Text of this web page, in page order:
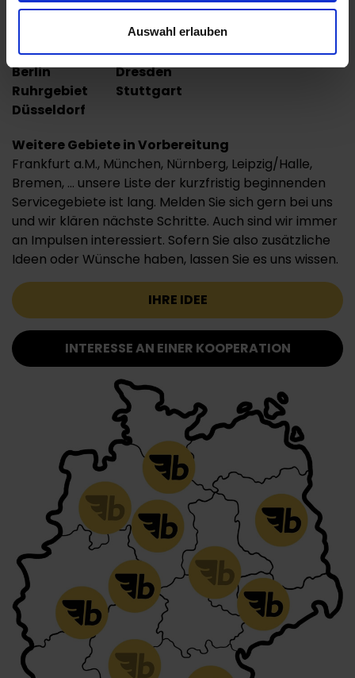
Auswahl erlauben
Hamburg
Berlin
Ruhrgebiet
Düsseldorf
Köln/Bonn
Dresden
Stuttgart
Weitere Gebiete in Vorbereitung
Frankfurt a.M., München, Nürnberg, Leipzig/Halle,
Bremen, ... unsere Liste der kurzfristig beginnenden
Servicegebiete ist lang. Melden Sie sich gern bei uns
und wir klären nächste Schritte. Auch sind wir immer
an Impulsen interessiert. Sofern Sie also zusätzliche
Ideen oder Wünsche haben, lassen Sie es uns wissen.
IHRE IDEE
INTERESSE AN EINER KOOPERATION